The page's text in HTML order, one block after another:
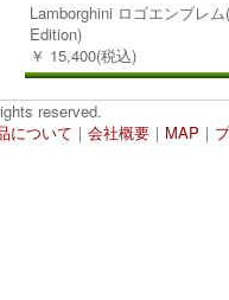
Lamborghini ロゴエンブレ
Edition)
￥ 15,400(税込)
reserved.
について ｜ 会社概要 ｜ MAP ｜